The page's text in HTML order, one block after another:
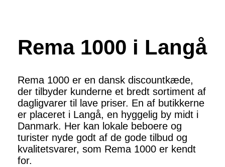
Rema 1000 i Langå
Rema 1000 er en dansk discountkæde,
der tilbyder kunderne et bredt sortiment af
dagligvarer til lave priser. En af butikkerne
er placeret i Langå, en hyggelig by midt i
Danmark. Her kan lokale beboere og
turister nyde godt af de gode tilbud og
kvalitetsvarer, som Rema 1000 er kendt
for.